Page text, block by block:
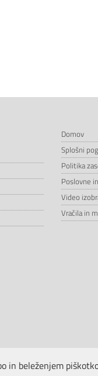
Domov
Splošni
Politika
Poslovne
Video
Vračila in
in beleženjem